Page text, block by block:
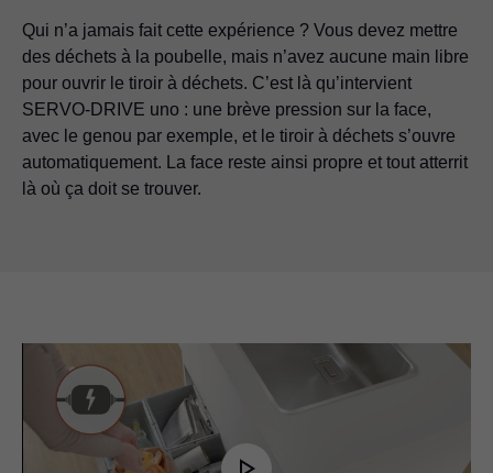
Qui n’a jamais fait cette expérience ? Vous devez mettre
des déchets à la poubelle, mais n’avez aucune main libre
pour ouvrir le tiroir à déchets. C’est là qu’intervient
SERVO-DRIVE uno : une brève pression sur la face,
avec le genou par exemple, et le tiroir à déchets s’ouvre
automatiquement. La face reste ainsi propre et tout atterrit
là où ça doit se trouver.